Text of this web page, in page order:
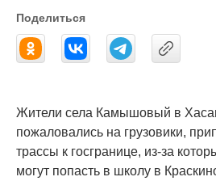
Поделиться
Жители села Камышовый в
пожаловались на грузовики,
трассы к госгранице, из-за
могут попасть в школу в